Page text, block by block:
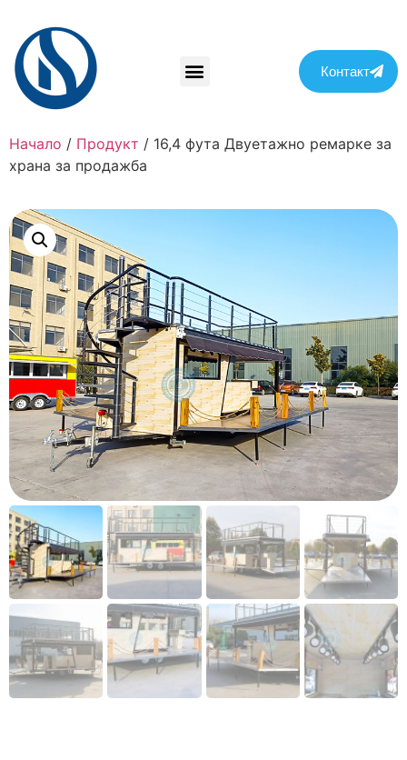
Контакт
Начало / Продукт / 16,4 фута Двуетажно ремарке за
храна за продажба